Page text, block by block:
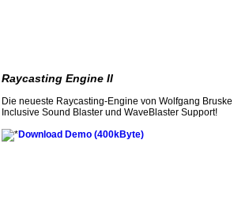
Raycasting Engine II
Die neueste Raycasting-Engine von Wolfgang
Inclusive Sound Blaster und WaveBlaster Support!
Download Demo (400kByte)